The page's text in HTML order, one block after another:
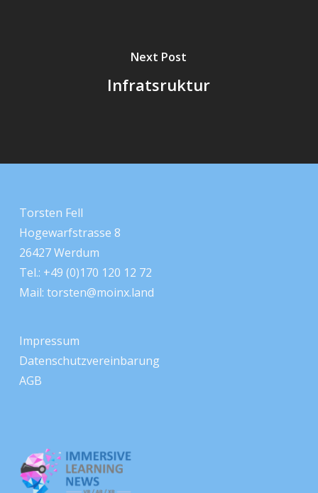
Next Post
Infratsruktur
Torsten Fell
Hogewarfstrasse 8
26427 Werdum
Tel.: +49 (0)170 120 12 72
Mail: torsten@moinx.land
Impressum
Datenschutzvereinbarung
AGB